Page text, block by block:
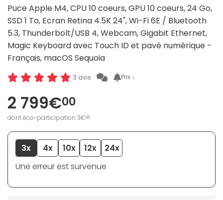
Puce Apple M4, CPU 10 coeurs, GPU 10 coeurs, 24 Go,
SSD 1 To, Ecran Retina 4.5K 24", Wi-Fi 6E / Bluetooth
5.3, Thunderbolt/USB 4, Webcam, Gigabit Ethernet,
Magic Keyboard avec Touch ID et pavé numérique -
Français, macOS Sequoia
3 avis Prix ↓
2 799€00
dont éco-participation 3€80
3x 4x 10x 12x
24x
Une erreur est survenue